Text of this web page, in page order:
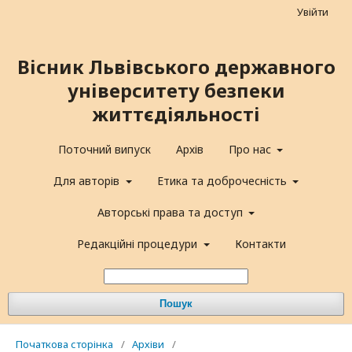
Вісник Львівського державного
університету безпеки
життєдіяльності
Поточний випуск Архів Про нас
Для авторів Етика та доброчесність
Авторські права та доступ
Редакційні процедури Контакти
Пошук
Увійти
Початкова сторінка / Архіви
/